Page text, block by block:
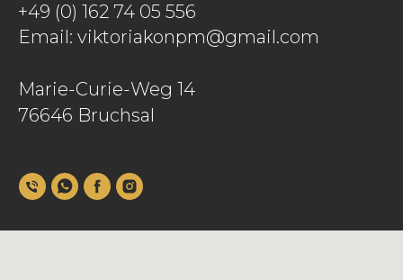
+49 (0) 162 74 05 556
Email: viktoriakonpm@gmail.com
Marie-Curie-Weg 14
76646 Bruchsal